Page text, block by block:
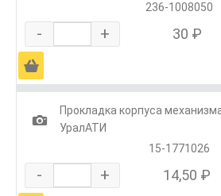
236-1008050
- + 30 ₽
Ä
1
Прокладка корпуса
УралАТИ
15-1771026
- + 14,50 ₽